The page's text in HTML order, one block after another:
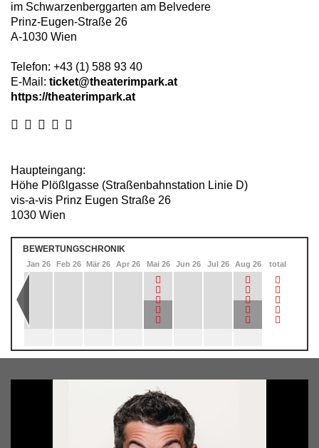
im Schwarzenberggarten am Belvedere
Prinz-Eugen-Straße 26
A-1030 Wien
Telefon: +43 (1) 588 93 40
E-Mail: ticket@theaterimpark.at
https://theaterimpark.at
Haupteingang:
Höhe Plößlgasse (Straßenbahnstation Linie D)
vis-a-vis Prinz Eugen Straße 26
1030 Wien
BEWERTUNGSCHRONIK
Jan 26 Feb 26 Mär 26 Apr 26 Mai 26 Jun 26 Jul 26 Aug 26 total